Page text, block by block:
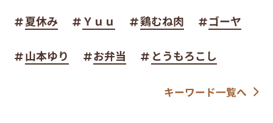
夏休み Ｙｕｕ 鶏むね肉 ゴーヤ
山本ゆり お弁当 とうもろこし
キーワード一覧へ